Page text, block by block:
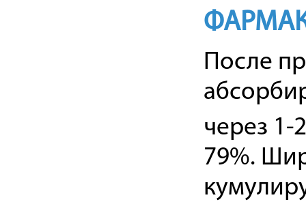
После
через 1-
79%.